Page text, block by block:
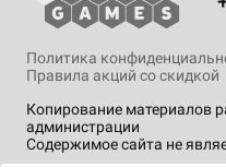
Копирование материалов
администрации
Содержимое сайта не
Политика
Правила акций со скидкой